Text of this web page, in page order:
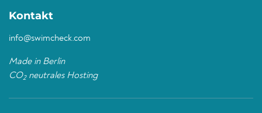
Kontakt
info@swimcheck.com
Made in Berlin
CO2neutrales Hosting